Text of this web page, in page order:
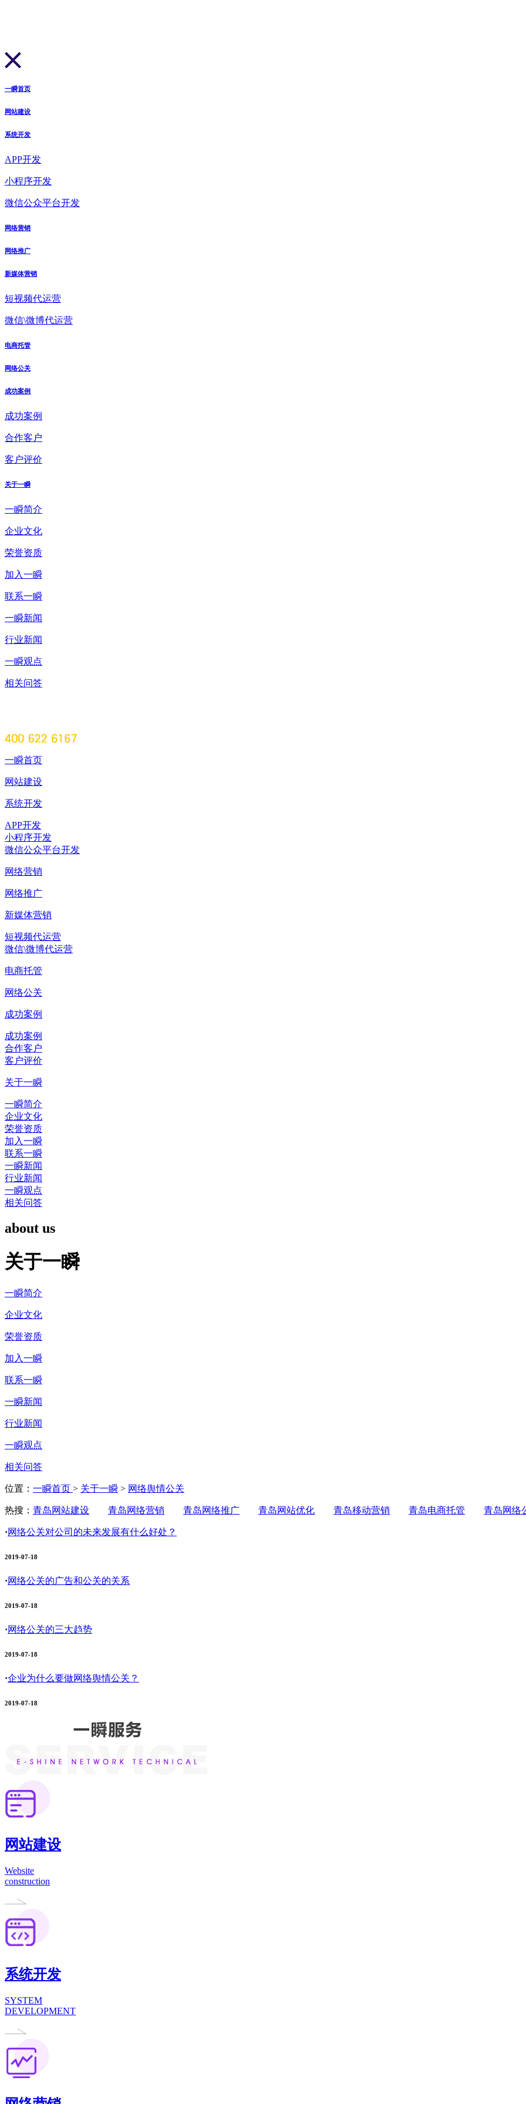
一瞬首页
网站建设
系统开发
APP开发
小程序开发
微信公众平台开发
网络营销
网络推广
新媒体营销
短视频代运营
微信\微博代运营
电商托管
网络公关
成功案例
成功案例
合作客户
客户评价
关于一瞬
一瞬简介
企业文化
荣誉资质
加入一瞬
联系一瞬
一瞬新闻
行业新闻
一瞬观点
相关问答
一瞬首页
网站建设
系统开发
APP开发
小程序开发
微信公众平台开发
网络营销
网络推广
新媒体营销
短视频代运营
微信\微博代运营
电商托管
网络公关
成功案例
成功案例
合作客户
客户评价
关于一瞬
一瞬简介
企业文化
荣誉资质
加入一瞬
联系一瞬
一瞬新闻
行业新闻
一瞬观点
相关问答
about us
关于一瞬
一瞬简介
企业文化
荣誉资质
加入一瞬
联系一瞬
一瞬新闻
行业新闻
一瞬观点
相关问答
位置： 一瞬首页 > 关于一瞬 > 网络舆情公关
热搜： 青岛网站建设 青岛网络营销 青岛网络推广 青岛网站优化 青岛移动营销 青岛电商托管 青岛网络
·网络公关对公司的未来发展有什么好处？
2019-07-18
·网络公关的广告和公关的关系
2019-07-18
·网络公关的三大趋势
2019-07-18
·企业为什么要做网络舆情公关？
2019-07-18
网站建设
Website
construction
系统开发
SYSTEM
DEVELOPMENT